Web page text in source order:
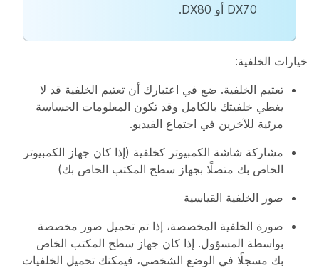
DX70 أو DX80.
خيارات الخلفية:
تعتيم الخلفية. ضع في اعتبارك أن تعتيم الخلفية قد لا
يغطي خلفيتك بالكامل وقد تكون المعلومات الحساسة
مرئية للآخرين في اجتماع الفيديو.
مشاركة شاشة الكمبيوتر كخلفية (إذا كان جهاز الكمبيوتر
الخاص بك متصلًا بجهاز سطح المكتب الخاص بك)
صور الخلفية القياسية
صورة الخلفية المخصصة، إذا تم تحميل صور مخصصة
بواسطة المسؤول. إذا كان جهاز سطح المكتب الخاص
بك مسجلًا في الوضع الشخصي، فيمكنك تحميل الخلفيات